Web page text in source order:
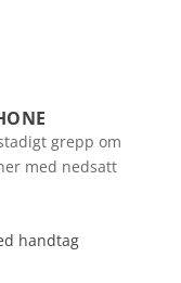
grepp om
med nedsatt